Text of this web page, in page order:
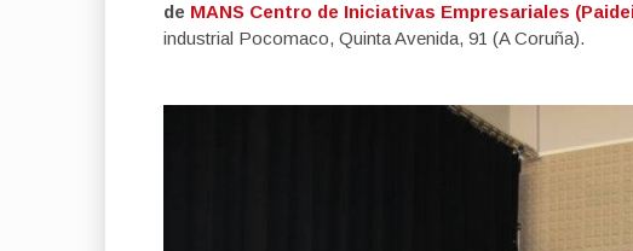
de MANS Centro de Iniciativas Empresariales
industrial Pocomaco, Quinta Avenida, 91 (A Coruña).